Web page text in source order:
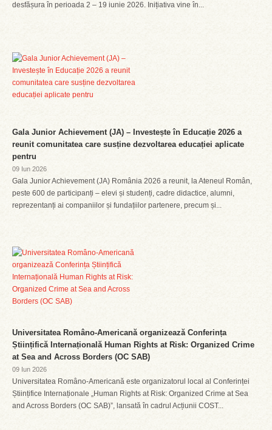
desfășura în perioada 2 – 19 iunie 2026. Inițiativa vine în...
Gala Junior Achievement (JA) – Investește în Educație 2026 a
reunit comunitatea care susține dezvoltarea educației aplicate
pentru
09 Iun 2026
Gala Junior Achievement (JA) România 2026 a reunit, la Ateneul Român,
peste 600 de participanți – elevi și studenți, cadre didactice, alumni,
reprezentanți ai companiilor și fundațiilor partenere, precum și...
Universitatea Româno-Americană organizează Conferința
Științifică Internațională Human Rights at Risk: Organized Crime
at Sea and Across Borders (OC SAB)
09 Iun 2026
Universitatea Româno-Americană este organizatorul local al Conferinței
Științifice Internaționale „Human Rights at Risk: Organized Crime at Sea
and Across Borders (OC SAB)”, lansată în cadrul Acțiunii COST...